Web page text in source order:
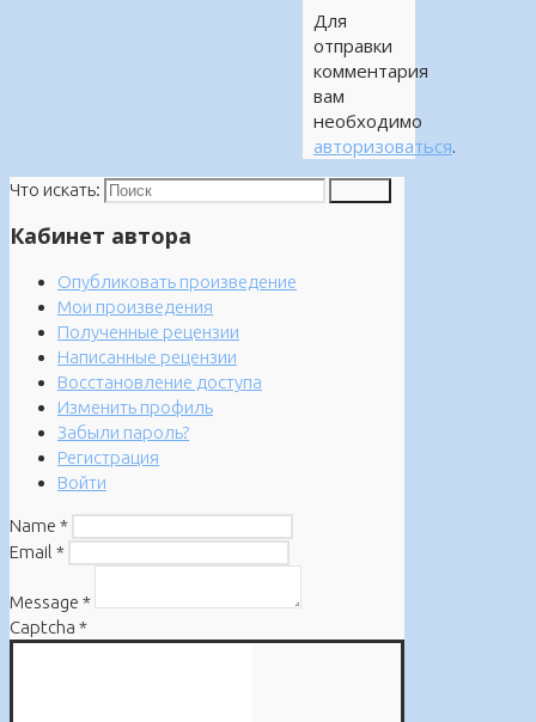
Для
отправки
комментария
вам
необходимо
авторизоваться.
Что искать:
Кабинет автора
Опубликовать произведение
Мои произведения
Полученные рецензии
Написанные рецензии
Восстановление доступа
Изменить профиль
Забыли пароль?
Регистрация
Войти
Name *
Email *
Message *
Captcha *